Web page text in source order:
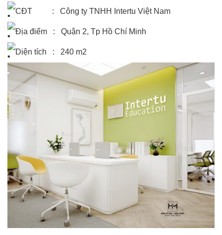
CĐT : Công ty TNHH Intertu Việt Nam
Địa điểm : Quận 2, Tp Hồ Chí Minh
Diện tích : 240 m2